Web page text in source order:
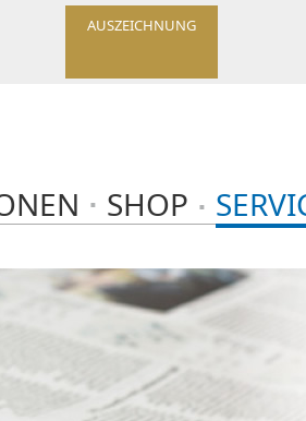
AUSZEICHNUNG
SHOP